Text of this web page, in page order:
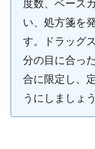
度数、ベース
い、処方箋を
す。ドラッグ
分の目に合っ
合に限定し、
うにしましょう